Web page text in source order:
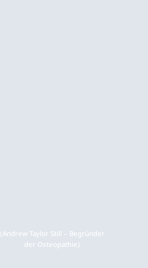
(Andrew Taylor Still – Begründer
der Osteopathie)